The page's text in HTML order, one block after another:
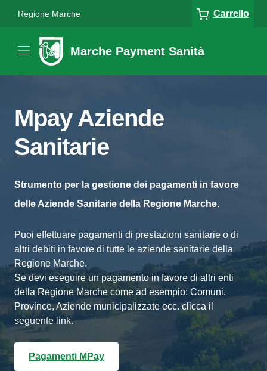
Regione Marche Carrello
Marche Payment Sanità
Mpay Aziende
Sanitarie
Strumento per la gestione dei pagamenti in favore
delle Aziende Sanitarie della Regione Marche.
Puoi effettuare pagamenti di prestazioni sanitarie o di
altri debiti in favore di tutte le aziende sanitarie della
Regione Marche.
Se devi eseguire un pagamento in favore di altri enti
della Regione Marche come ad esempio: Comuni,
Province, Aziende municipalizzate ecc. clicca il
seguente link.
Pagamenti MPay